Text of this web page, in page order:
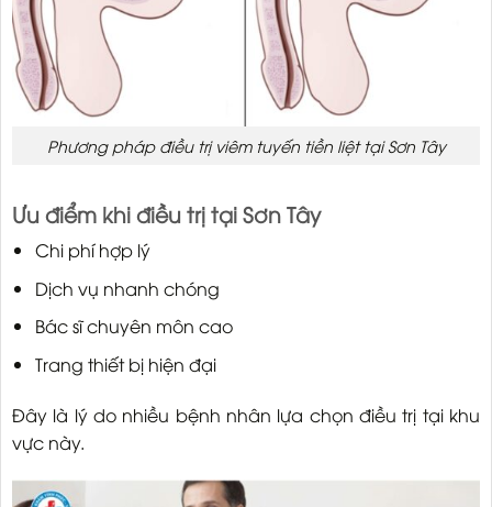
Phương pháp điều trị viêm tuyến tiền liệt tại Sơn Tây
Ưu điểm khi điều trị tại Sơn Tây
Chi phí hợp lý
Dịch vụ nhanh chóng
Bác sĩ chuyên môn cao
Trang thiết bị hiện đại
Đây là lý do nhiều bệnh nhân lựa chọn điều trị tại khu
vực này.